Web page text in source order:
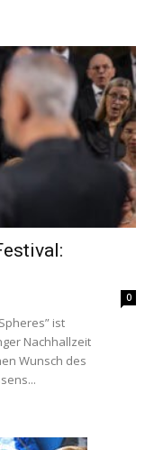
0
ist
Nachhallzeit
Wunsch des